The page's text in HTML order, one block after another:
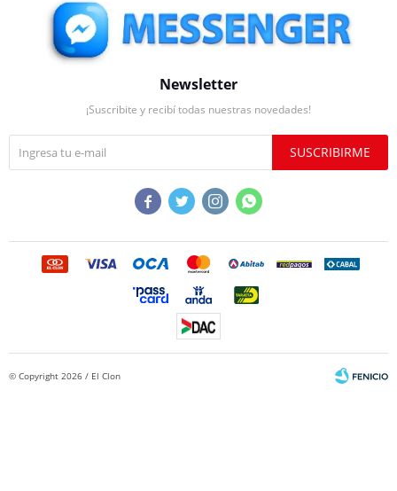
Newsletter
¡Suscribite y recibí todas nuestras novedades!
SUSCRIBIRME
   
© Copyright 2026 / El Clon